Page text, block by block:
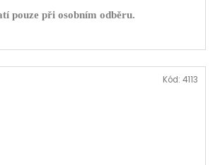
pouze při osobním odběru.
Kód: 4113